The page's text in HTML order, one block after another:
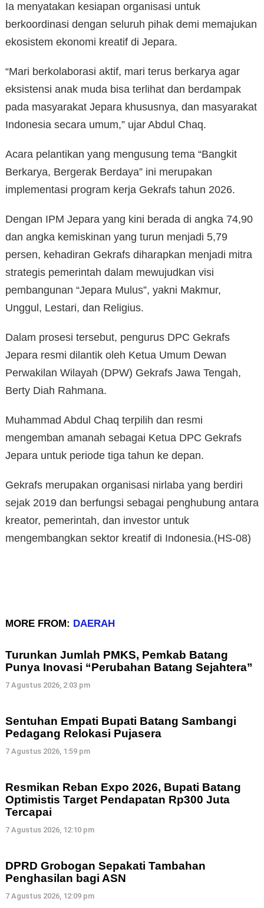
Ia menyatakan kesiapan organisasi untuk
berkoordinasi dengan seluruh pihak demi memajukan
ekosistem ekonomi kreatif di Jepara.
“Mari berkolaborasi aktif, mari terus berkarya agar
eksistensi anak muda bisa terlihat dan berdampak
pada masyarakat Jepara khususnya, dan masyarakat
Indonesia secara umum,” ujar Abdul Chaq.
Acara pelantikan yang mengusung tema “Bangkit
Berkarya, Bergerak Berdaya” ini merupakan
implementasi program kerja Gekrafs tahun 2026.
Dengan IPM Jepara yang kini berada di angka 74,90
dan angka kemiskinan yang turun menjadi 5,79
persen, kehadiran Gekrafs diharapkan menjadi mitra
strategis pemerintah dalam mewujudkan visi
pembangunan “Jepara Mulus”, yakni Makmur,
Unggul, Lestari, dan Religius.
Dalam prosesi tersebut, pengurus DPC Gekrafs
Jepara resmi dilantik oleh Ketua Umum Dewan
Perwakilan Wilayah (DPW) Gekrafs Jawa Tengah,
Berty Diah Rahmana.
Muhammad Abdul Chaq terpilih dan resmi
mengemban amanah sebagai Ketua DPC Gekrafs
Jepara untuk periode tiga tahun ke depan.
Gekrafs merupakan organisasi nirlaba yang berdiri
sejak 2019 dan berfungsi sebagai penghubung antara
kreator, pemerintah, dan investor untuk
mengembangkan sektor kreatif di Indonesia.(HS-08)
MORE FROM: DAERAH
Turunkan Jumlah PMKS, Pemkab Batang
Punya Inovasi “Perubahan Batang Sejahtera”
7 Agustus 2026, 2:03 pm
Sentuhan Empati Bupati Batang Sambangi
Pedagang Relokasi Pujasera
7 Agustus 2026, 1:59 pm
Resmikan Reban Expo 2026, Bupati Batang
Optimistis Target Pendapatan Rp300 Juta
Tercapai
7 Agustus 2026, 12:10 pm
DPRD Grobogan Sepakati Tambahan
Penghasilan bagi ASN
7 Agustus 2026, 12:09 pm